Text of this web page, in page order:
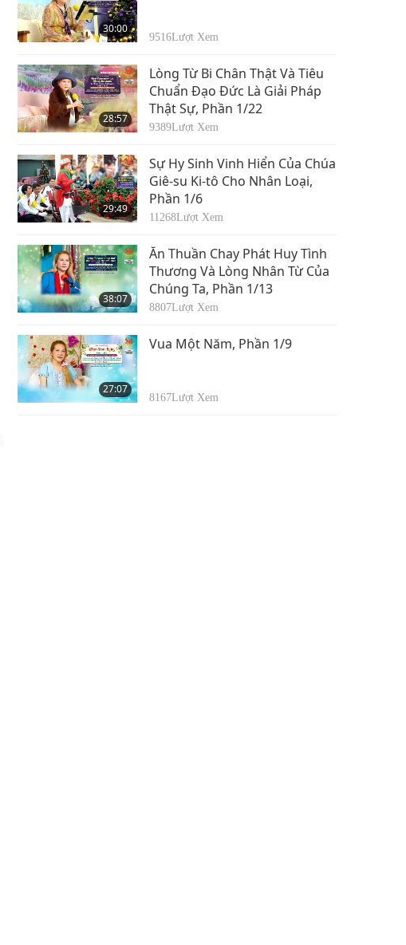
30:00
9516Lượt Xem
28:57
Lòng Từ Bi Chân Thật Và Tiêu
Chuẩn Đạo Đức Là Giải Pháp
Thật Sự, Phần 1/22
9389Lượt Xem
29:49
Sự Hy Sinh Vinh Hiển Của Chúa
Giê-su Ki-tô Cho Nhân Loại,
Phần 1/6
11268Lượt Xem
38:07
Ăn Thuần Chay Phát Huy Tình
Thương Và Lòng Nhân Từ Của
Chúng Ta, Phần 1/13
8807Lượt Xem
27:07
Vua Một Năm, Phần 1/9
8167Lượt Xem